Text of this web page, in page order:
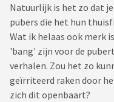
Natuurlijk is het zo dat
pubers die het hun
Wat ik helaas ook merk
'bang' zijn voor de
verhalen. Zou het zo
geïrriteerd raken door
zich dit openbaart?